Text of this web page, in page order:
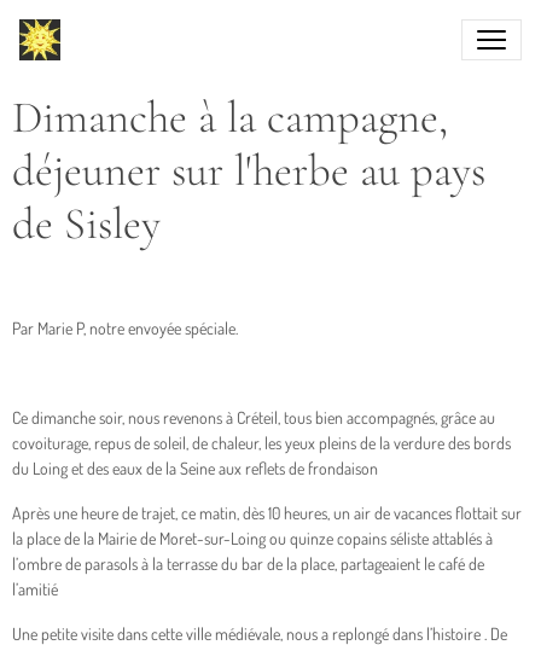
Dimanche à la campagne,
déjeuner sur l'herbe au pays
de Sisley
Par Marie P, notre envoyée spéciale.
Ce dimanche soir, nous revenons à Créteil, tous bien accompagnés, grâce au
covoiturage, repus de soleil, de chaleur, les yeux pleins de la verdure des bords
du Loing et des eaux de la Seine aux reflets de frondaison
Après une heure de trajet, ce matin, dès 10 heures, un air de vacances flottait sur
la place de la Mairie de Moret-sur-Loing ou quinze copains séliste attablés à
l’ombre de parasols à la terrasse du bar de la place, partageaient le café de
l’amitié
Une petite visite dans cette ville médiévale, nous a replongé dans l’histoire . De